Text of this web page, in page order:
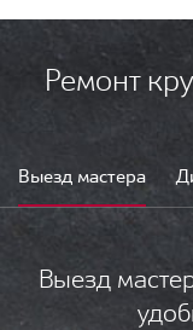
Ремонт
Выезд мастера
Выезд